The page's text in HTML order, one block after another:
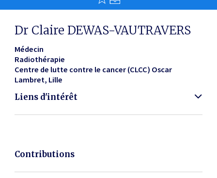
Dr Claire DEWAS-VAUTRAVERS
Médecin
Radiothérapie
Centre de lutte contre le cancer (CLCC) Oscar
Lambret Lille
Liens d'intérêt
Contributions